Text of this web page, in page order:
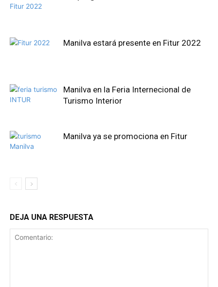
Manilva estará presente en Fitur 2022
Manilva en la Feria Internecional de
Turismo Interior
Manilva ya se promociona en Fitur
DEJA UNA RESPUESTA